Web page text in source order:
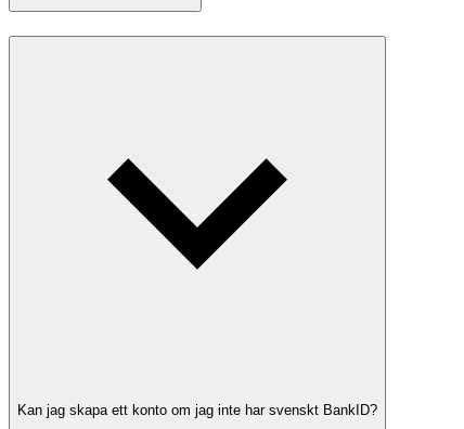
Kan jag skapa ett konto om jag inte har svenskt BankID?